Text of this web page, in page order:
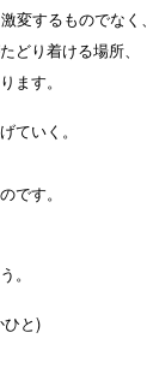
変するものでなく、
どり着ける場所、
ます。
ていく。
です。
。
ひと)